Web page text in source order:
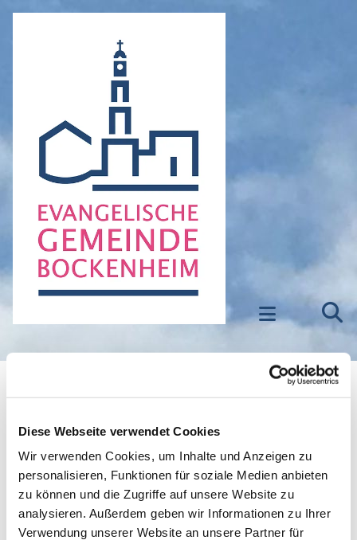
Diese Webseite verwendet Cookies
Wir verwenden Cookies, um Inhalte und Anzeigen zu
personalisieren, Funktionen für soziale Medien anbieten
zu können und die Zugriffe auf unsere Website zu
analysieren. Außerdem geben wir Informationen zu Ihrer
Verwendung unserer Website an unsere Partner für